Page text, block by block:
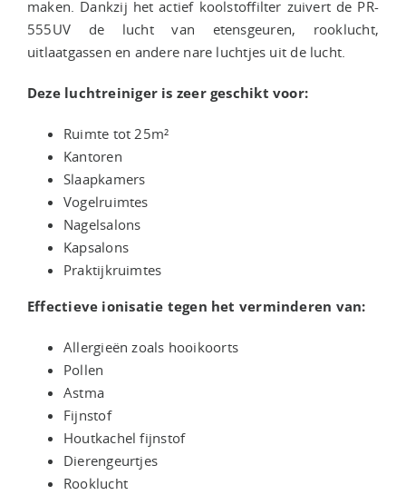
maken. Dankzij het actief koolstoffilter zuivert de PR-
555UV de lucht van etensgeuren, rooklucht,
uitlaatgassen en andere nare luchtjes uit de lucht.
Deze luchtreiniger is zeer geschikt voor:
Ruimte tot 25m²
Kantoren
Slaapkamers
Vogelruimtes
Nagelsalons
Kapsalons
Praktijkruimtes
Effectieve ionisatie tegen het verminderen van:
Allergieën zoals hooikoorts
Pollen
Astma
Fijnstof
Houtkachel fijnstof
Dierengeurtjes
Rooklucht